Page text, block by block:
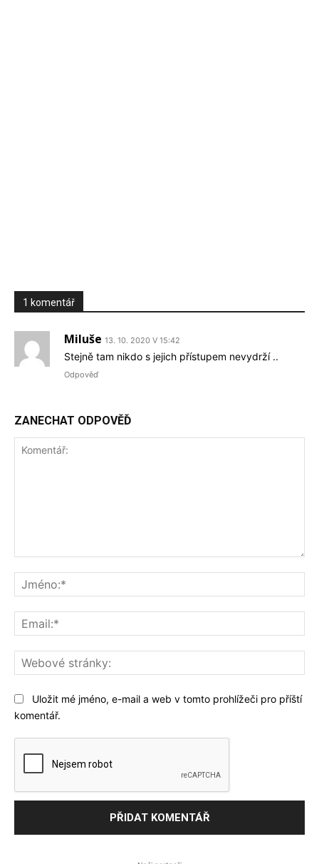
1 komentář
Miluše 13. 10. 2020 V 15:42
Stejně tam nikdo s jejich přístupem nevydrží ..
Odpověď
ZANECHAT ODPOVĚĎ
Uložit mé jméno, e-mail a web v tomto prohlížeči pro příští
komentář.